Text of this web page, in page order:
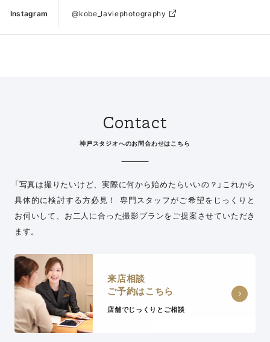
Instagram @kobe_laviephotography
Contact
神戸スタジオへのお問合わせはこちら
「写真は撮りたいけど、実際に何から始めたらいいの？」 これから
具体的に検討する方必見！ 専門スタッフがご希望をじっくりと
お伺いして、 お二人に合った撮影プランをご提案させていただき
ます。
来店相談
ご予約はこちら
店舗でじっくりとご相談